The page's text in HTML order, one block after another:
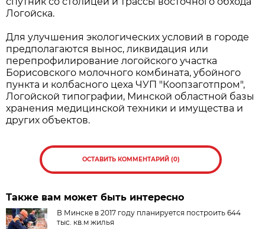
Логойска.
Для улучшения экологических условий в городе
предполагаются вынос, ликвидация или
перепрофилирование логойского участка
Борисовского молочного комбината, убойного
пункта и колбасного цеха ЧУП "Коопзаготпром",
Логойской типографии, Минской областной базы
хранения медицинской техники и имущества и
других объектов.
ОСТАВИТЬ КОММЕНТАРИЙ (0)
Также вам может быть интересно
В Минске в 2017 году планируется построить 644
тыс. кв.м жилья